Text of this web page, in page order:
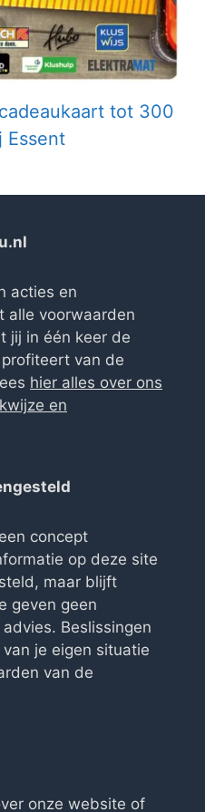
tot 300
Essent
acties en
alle voorwaarden
jij in één keer de
van de
hier alles over ons
en
concept
op deze site
maar blijft
geven geen
Beslissingen
je eigen situatie
van de
onze website of